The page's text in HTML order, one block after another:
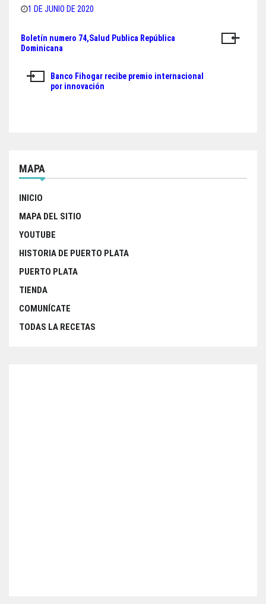
a
c
e
b
o
w
i
t
t
e
h
a
s
A
a
e
1 DE JUNIO DE 2020
Navegación
entradas
Boletín numero 74,Salud Publica República
Dominicana
Banco Fihogar recibe premio internacional
por innovación
MAPA
INICIO
MAPA DEL SITIO
YOUTUBE
HISTORIA DE PUERTO PLATA
PUERTO PLATA
TIENDA
COMUNÍCATE
TODAS LA RECETAS